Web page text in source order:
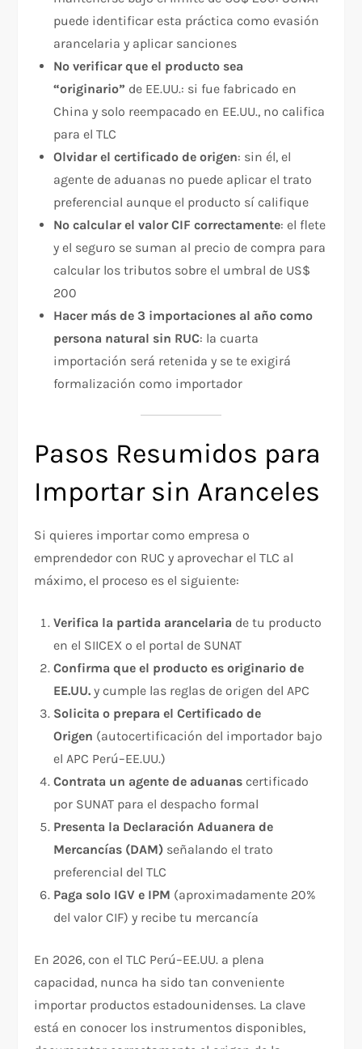
puede identificar esta práctica como evasión
arancelaria y aplicar sanciones
No verificar que el producto sea
“originario” de EE.UU.: si fue fabricado en
China y solo reempacado en EE.UU., no califica
para el TLC
Olvidar el certificado de origen: sin él, el
agente de aduanas no puede aplicar el trato
preferencial aunque el producto sí califique
No calcular el valor CIF correctamente: el flete
y el seguro se suman al precio de compra para
calcular los tributos sobre el umbral de US$
200
Hacer más de 3 importaciones al año como
persona natural sin RUC: la cuarta
importación será retenida y se te exigirá
formalización como importador
Pasos Resumidos para
Importar sin Aranceles
Si quieres importar como empresa o
emprendedor con RUC y aprovechar el TLC al
máximo, el proceso es el siguiente:
Verifica la partida arancelaria de tu producto
en el SIICEX o el portal de SUNAT
Confirma que el producto es originario de
EE.UU. y cumple las reglas de origen del APC
Solicita o prepara el Certificado de
Origen (autocertificación del importador bajo
el APC Perú–EE.UU.)
Contrata un agente de aduanas certificado
por SUNAT para el despacho formal
Presenta la Declaración Aduanera de
Mercancías (DAM) señalando el trato
preferencial del TLC
Paga solo IGV e IPM (aproximadamente 20%
del valor CIF) y recibe tu mercancía
En 2026, con el TLC Perú–EE.UU. a plena
capacidad, nunca ha sido tan conveniente
importar productos estadounidenses. La clave
está en conocer los instrumentos disponibles,